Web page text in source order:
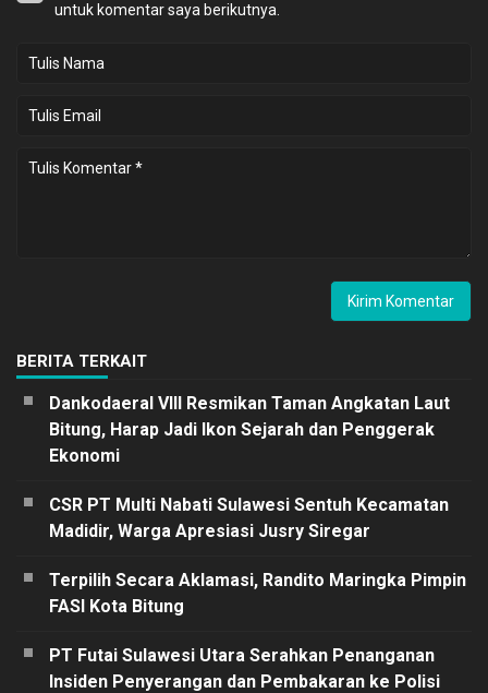
untuk komentar saya berikutnya.
BERITA TERKAIT
Dankodaeral VIII Resmikan Taman Angkatan Laut
Bitung, Harap Jadi Ikon Sejarah dan Penggerak
Ekonomi
CSR PT Multi Nabati Sulawesi Sentuh Kecamatan
Madidir, Warga Apresiasi Jusry Siregar
Terpilih Secara Aklamasi, Randito Maringka Pimpin
FASI Kota Bitung
PT Futai Sulawesi Utara Serahkan Penanganan
Insiden Penyerangan dan Pembakaran ke Polisi